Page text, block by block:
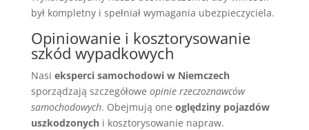
był kompletny i spełniał wymagania ubezpieczyciela.
Opiniowanie i kosztorysowanie
szkód wypadkowych
Nasi eksperci samochodowi w Niemczech
sporządzają szczegółowe opinie rzeczoznawców
samochodowych. Obejmują one oględziny pojazdów
uszkodzonychi kosztorysowanie napraw.